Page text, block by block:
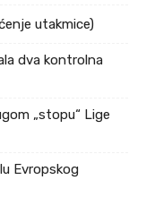
utakmice)
dva kontrolna
„stopu“ Lige
Evropskog